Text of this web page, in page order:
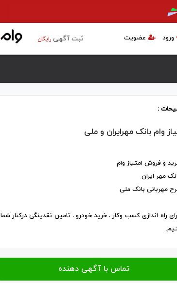
ثبت آگهیرایگان عضویت ورود
:
وام بانک مهرایران و ملی
و فروش امتیاز وام
مهر ایران
مهربانی بانک ملی
راه اندازی کسب وکار ، خرید خودرو ، تامین نقدینگی درکنار شما